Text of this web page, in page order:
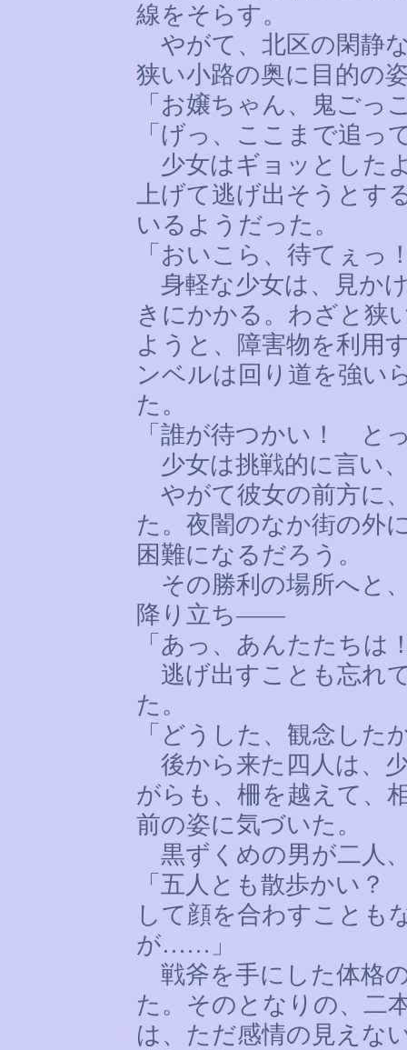
線をそらす。
やがて、北区の閑静
狭い小路の奥に目的の
「お嬢ちゃん、鬼ごっ
「げっ、ここまで追っ
少女はギョッとした
上げて逃げ出そうとす
いるようだった。
「おいこら、待てぇっ
身軽な少女は、見か
きにかかる。わざと狭
ようと、障害物を利用
ンベルは回り道を強い
た。
「誰が待つかい！ と
少女は挑戦的に言い
やがて彼女の前方に
た。夜闇のなか街の外
困難になるだろう。
その勝利の場所へと
降り立ち――
「あっ、あんたたちは
逃げ出すことも忘れ
た。
「どうした、観念した
後から来た四人は、
がらも、柵を越えて、
前の姿に気づいた。
黒ずくめの男が二人
「五人とも散歩かい
して顔を合わすことも
が…… 」
戦斧を手にした体格
た。そのとなりの、二
は、ただ感情の見えな